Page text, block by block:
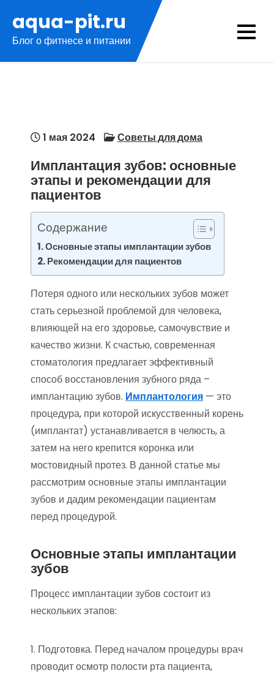
содержимому
aqua-pit.ru
Блог о фитнесе и питании
1 мая 2024 Советы для дома
Имплантация зубов: основные
этапы и рекомендации для
пациентов
Содержание
Основные этапы имплантации зубов
Рекомендации для пациентов
Потеря одного или нескольких зубов может
стать серьезной проблемой для человека,
влияющей на его здоровье, самочувствие и
качество жизни. К счастью, современная
стоматология предлагает эффективный
способ восстановления зубного ряда –
имплантацию зубов. Имплантология — это
процедура, при которой искусственный корень
(имплантат) устанавливается в челюсть, а
затем на него крепится коронка или
мостовидный протез. В данной статье мы
рассмотрим основные этапы имплантации
зубов и дадим рекомендации пациентам
перед процедурой.
Основные этапы имплантации
зубов
Процесс имплантации зубов состоит из
нескольких этапов:
1. Подготовка. Перед началом процедуры врач
проводит осмотр полости рта пациента,